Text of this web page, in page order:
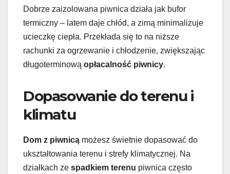
Dobrze zaizolowana piwnica działa jak bufor
termiczny – latem daje chłód, a zimą minimalizuje
ucieczkę ciepła. Przekłada się to na niższe
rachunki za ogrzewanie i chłodzenie, zwiększając
długoterminową opłacalność piwnicy.
Dopasowanie do terenu i
klimatu
Dom z piwnicą możesz świetnie dopasować do
ukształtowania terenu i strefy klimatycznej. Na
działkach ze spadkiem terenu piwnica często